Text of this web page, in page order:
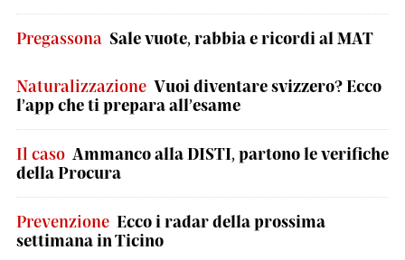
Pregassona Sale vuote, rabbia e ricordi al MAT
Naturalizzazione Vuoi diventare svizzero? Ecco
l’app che ti prepara all’esame
Il caso Ammanco alla DISTI, partono le verifiche
della Procura
Prevenzione Ecco i radar della prossima
settimana in Ticino